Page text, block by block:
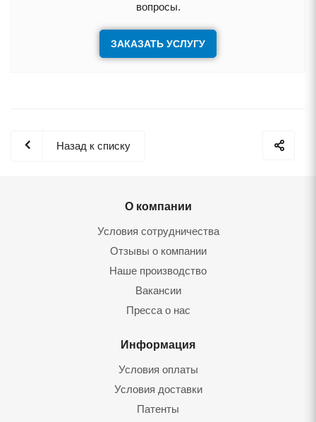
вопросы.
ЗАКАЗАТЬ УСЛУГУ
Назад к списку
О компании
Условия сотрудничества
Отзывы о компании
Наше производство
Вакансии
Пресса о нас
Информация
Условия оплаты
Условия доставки
Патенты